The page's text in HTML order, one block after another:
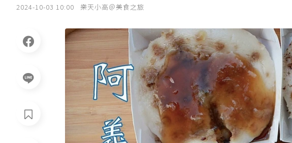
2024-10-03 10:00 樂天小高＠美食之旅